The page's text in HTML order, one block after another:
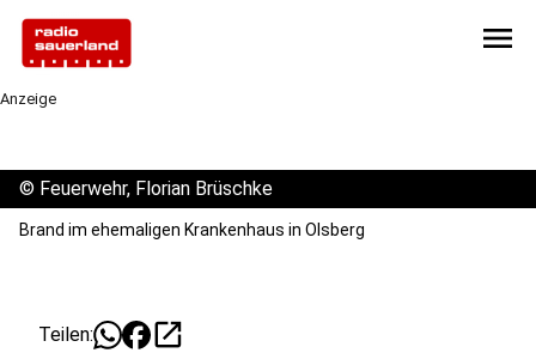
menu
Anzeige
© Feuerwehr, Florian Brüschke
Brand im ehemaligen Krankenhaus in Olsberg
Teilen: open_in_new